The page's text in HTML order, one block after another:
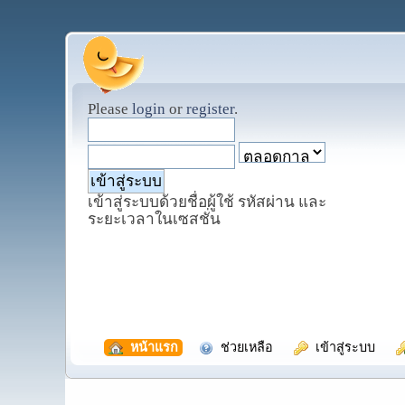
Please login or register.
เข้าสู่ระบบด้วยชื่อผู้ใช้ รหัสผ่าน และ
ระยะเวลาในเซสชั่น
หน้าแรก ช่วยเหลือ เข้าสู่ระบบ